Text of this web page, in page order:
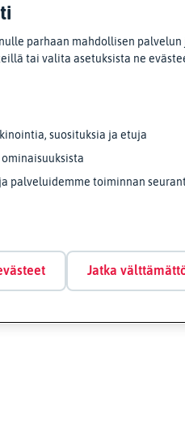
parhaan mahdollisen
tai valita asetuksista ne
suosituksia ja etuja
palveluidemme toiminnan
Jatka